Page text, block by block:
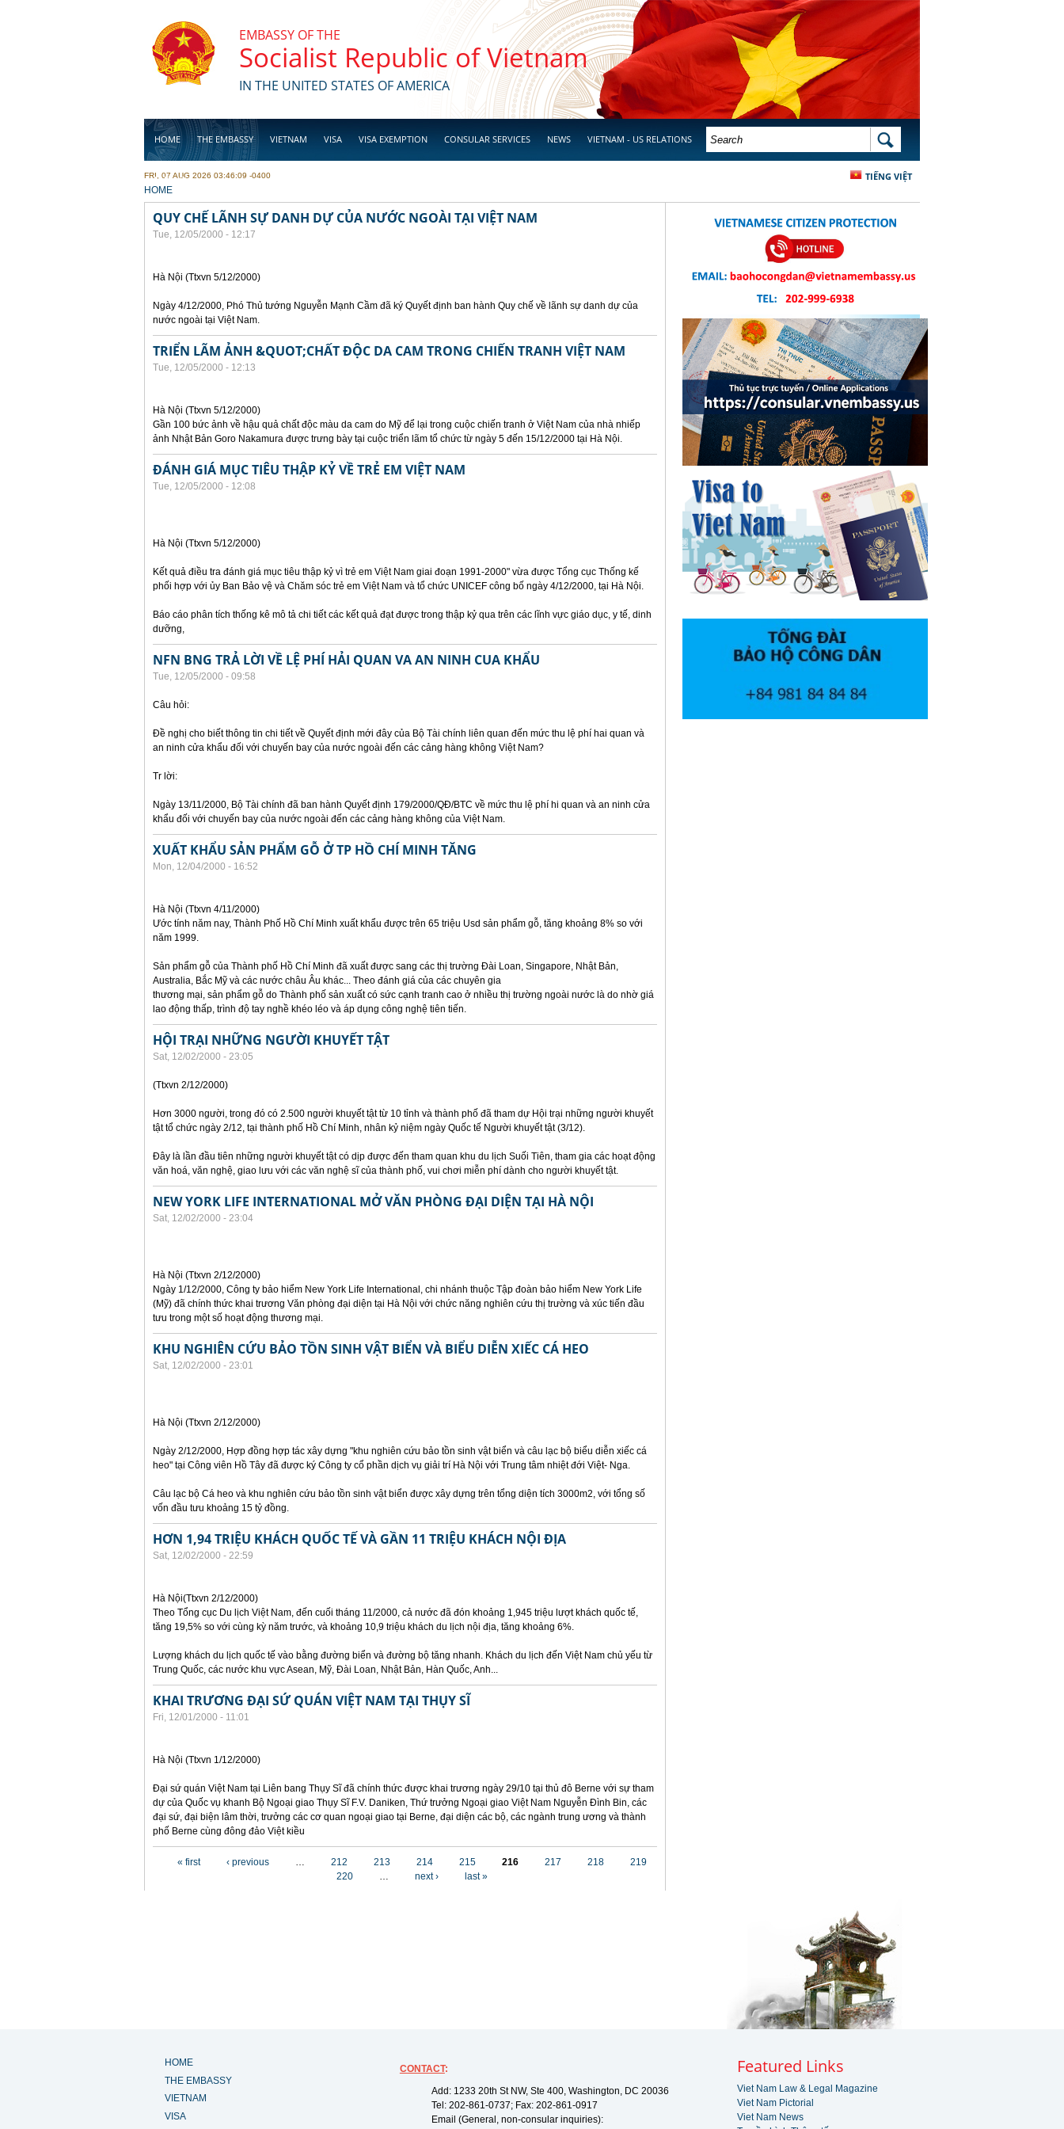
EMBASSY OF THE
Socialist Republic of Vietnam
IN THE UNITED STATES OF AMERICA
HOME THE EMBASSY VIETNAM VISA VISA EXEMPTION CONSULAR SERVICES NEWS VIETNAM - US RELATIONS
BUSINESS
SEARCH FORM SEARCH
TIẾNG VIỆT
FRI, 07 AUG 2026 03:46:09 -0400
YOU ARE HERE
HOME
QUY CHẾ LÃNH SỰ DANH DỰ CỦA NƯỚC NGOÀI TẠI VIỆT NAM
Tue, 12/05/2000 - 12:17
Hà Nội (Ttxvn 5/12/2000)
Ngày 4/12/2000, Phó Thủ tướng Nguyễn Mạnh Cầm đã ký Quyết định ban hành Quy chế về lãnh sự danh dự của
nước ngoài tại Việt Nam.
TRIỂN LÃM ẢNH &QUOT;CHẤT ĐỘC DA CAM TRONG CHIẾN TRANH VIỆT NAM
Tue, 12/05/2000 - 12:13
Hà Nội (Ttxvn 5/12/2000)
Gần 100 bức ảnh về hậu quả chất độc màu da cam do Mỹ để lại trong cuộc chiến tranh ở Việt Nam của nhà nhiếp
ảnh Nhật Bản Goro Nakamura được trưng bày tại cuộc triển lãm tổ chức từ ngày 5 đến 15/12/2000 tại Hà Nội.
ĐÁNH GIÁ MỤC TIÊU THẬP KỶ VỀ TRẺ EM VIỆT NAM
Tue, 12/05/2000 - 12:08
Hà Nội (Ttxvn 5/12/2000)
Kết quả điều tra đánh giá mục tiêu thập kỷ vì trẻ em Việt Nam giai đoạn 1991-2000" vừa được Tổng cục Thống kế
phối hợp với ủy Ban Bảo vệ và Chăm sóc trẻ em Việt Nam và tổ chức UNICEF công bố ngày 4/12/2000, tại Hà Nội.
Báo cáo phân tích thống kê mô tả chi tiết các kết quả đạt được trong thập kỷ qua trên các lĩnh vực giáo dục, y tế, dinh
dưỡng,
NFN BNG TRẢ LỜI VỀ LỆ PHÍ HẢI QUAN VA AN NINH CUA KHẨU
Tue, 12/05/2000 - 09:58
Câu hỏi:
Đề nghị cho biết thông tin chi tiết về Quyết định mới đây của Bộ Tài chính liên quan đến mức thu lệ phí hai quan và
an ninh cửa khẩu đối với chuyến bay của nước ngoài đến các cảng hàng không Việt Nam?
Tr lời:
Ngày 13/11/2000, Bộ Tài chính đã ban hành Quyết định 179/2000/QĐ/BTC về mức thu lệ phí hi quan và an ninh cửa
khẩu đối với chuyến bay của nước ngoài đến các cảng hàng không của Việt Nam.
XUẤT KHẨU SẢN PHẨM GỖ Ở TP HỒ CHÍ MINH TĂNG
Mon, 12/04/2000 - 16:52
Hà Nội (Ttxvn 4/11/2000)
Ước tính năm nay, Thành Phố Hồ Chí Minh xuất khẩu được trên 65 triệu Usd sản phẩm gỗ, tăng khoảng 8% so với
năm 1999.
Sản phẩm gỗ của Thành phố Hồ Chí Minh đã xuất được sang các thị trường Đài Loan, Singapore, Nhật Bản,
Australia, Bắc Mỹ và các nước châu Âu khác... Theo đánh giá của các chuyên gia
thương mại, sản phẩm gỗ do Thành phố sản xuất có sức cạnh tranh cao ở nhiều thị trường ngoài nước là do nhờ giá
lao động thấp, trình độ tay nghề khéo léo và áp dụng công nghệ tiên tiến.
HỘI TRẠI NHỮNG NGƯỜI KHUYẾT TẬT
Sat, 12/02/2000 - 23:05
(Ttxvn 2/12/2000)
Hơn 3000 người, trong đó có 2.500 người khuyết tật từ 10 tỉnh và thành phố đã tham dự Hội trại những người khuyết
tật tổ chức ngày 2/12, tại thành phố Hồ Chí Minh, nhân kỷ niệm ngày Quốc tế Người khuyết tật (3/12).
Đây là lần đầu tiên những người khuyết tật có dịp được đến tham quan khu du lịch Suối Tiên, tham gia các hoạt động
văn hoá, văn nghệ, giao lưu với các văn nghệ sĩ của thành phố, vui chơi miễn phí dành cho người khuyết tật.
NEW YORK LIFE INTERNATIONAL MỞ VĂN PHÒNG ĐẠI DIỆN TẠI HÀ NỘI
Sat, 12/02/2000 - 23:04
Hà Nội (Ttxvn 2/12/2000)
Ngày 1/12/2000, Công ty bảo hiểm New York Life International, chi nhánh thuộc Tập đoàn bảo hiểm New York Life
(Mỹ) đã chính thức khai trương Văn phòng đại diện tại Hà Nội với chức năng nghiên cứu thị trường và xúc tiến đầu
tưu trong một số hoạt động thương mại.
KHU NGHIÊN CỨU BẢO TỒN SINH VẬT BIỂN VÀ BIỂU DIỄN XIẾC CÁ HEO
Sat, 12/02/2000 - 23:01
Hà Nội (Ttxvn 2/12/2000)
Ngày 2/12/2000, Hợp đồng hợp tác xây dựng "khu nghiên cứu bảo tồn sinh vật biển và câu lạc bộ biểu diễn xiếc cá
heo" tại Công viên Hồ Tây đã được ký Công ty cổ phần dịch vụ giải trí Hà Nội với Trung tâm nhiệt đới Việt- Nga.
Câu lạc bộ Cá heo và khu nghiên cứu bảo tồn sinh vật biển được xây dựng trên tổng diện tích 3000m2, với tổng số
vốn đầu tưu khoảng 15 tỷ đồng.
HƠN 1,94 TRIỆU KHÁCH QUỐC TẾ VÀ GẦN 11 TRIỆU KHÁCH NỘI ĐỊA
Sat, 12/02/2000 - 22:59
Hà Nội(Ttxvn 2/12/2000)
Theo Tổng cục Du lịch Việt Nam, đến cuối tháng 11/2000, cả nước đã đón khoảng 1,945 triệu lượt khách quốc tế,
tăng 19,5% so với cùng kỳ năm trước, và khoảng 10,9 triệu khách du lịch nội địa, tăng khoảng 6%.
Lượng khách du lịch quốc tế vào bằng đường biển và đường bộ tăng nhanh. Khách du lịch đến Việt Nam chủ yếu từ
Trung Quốc, các nước khu vực Asean, Mỹ, Đài Loan, Nhật Bản, Hàn Quốc, Anh...
KHAI TRƯƠNG ĐẠI SỨ QUÁN VIỆT NAM TẠI THỤY SĨ
Fri, 12/01/2000 - 11:01
Hà Nội (Ttxvn 1/12/2000)
Đại sứ quán Việt Nam tại Liên bang Thụy Sĩ đã chính thức được khai trương ngày 29/10 tại thủ đô Berne với sự tham
dự của Quốc vụ khanh Bộ Ngoại giao Thụy Sĩ F.V. Daniken, Thứ trưởng Ngoại giao Việt Nam Nguyễn Đình Bin, các
đại sứ, đại biện lâm thời, trưởng các cơ quan ngoại giao tại Berne, đại diện các bộ, các ngành trung ương và thành
phố Berne cùng đông đảo Việt kiều
« first ‹ previous … 212 213 214 215 216 217 218
219
220
… next › last »
HOME
THE EMBASSY
VIETNAM
VISA
CONTACT:
Add: 1233 20th St NW, Ste 400, Washington, DC 20036
Tel: 202-861-0737; Fax: 202-861-0917
Email (General, non-consular inquiries):
Featured Links
Viet Nam Law & Legal Magazine
Viet Nam Pictorial
Viet Nam News